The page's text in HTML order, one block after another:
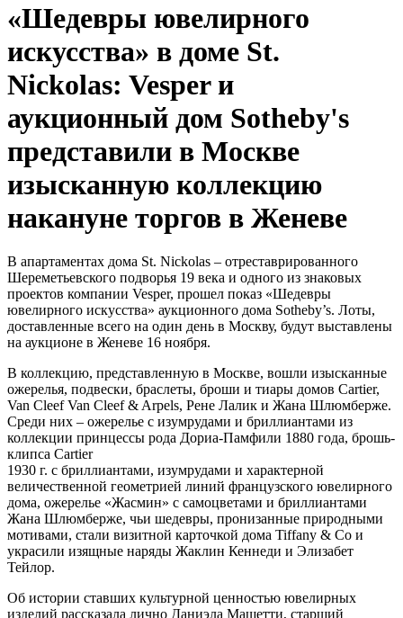
«Шедевры ювелирного
искусства» в доме St.
Nickolas: Vesper и
аукционный дом Sotheby's
представили в Москве
изысканную коллекцию
накануне торгов в Женеве
В апартаментах дома St. Nickolas – отреставрированного
Шереметьевского подворья 19 века и одного из знаковых
проектов компании Vesper, прошел показ «Шедевры
ювелирного искусства» аукционного дома Sotheby’s. Лоты,
доставленные всего на один день в Москву, будут выставлены
на аукционе в Женеве 16 ноября.
В коллекцию, представленную в Москве, вошли изысканные
ожерелья, подвески, браслеты, броши и тиары домов Cartier,
Van Cleef Van Cleef & Arpels, Рене Лалик и Жана Шлюмберже.
Среди них – ожерелье с изумрудами и бриллиантами из
коллекции принцессы рода Дориа-Памфили 1880 года, брошь-
клипса Cartier
1930 г. с бриллиантами, изумрудами и характерной
величественной геометрией линий французского ювелирного
дома, ожерелье «Жасмин» с самоцветами и бриллиантами
Жана Шлюмберже, чьи шедевры, пронизанные природными
мотивами, стали визитной карточкой дома Tiffany & Co и
украсили изящные наряды Жаклин Кеннеди и Элизабет
Тейлор.
Об истории ставших культурной ценностью ювелирных
изделий рассказала лично Даниэла Машетти, старший